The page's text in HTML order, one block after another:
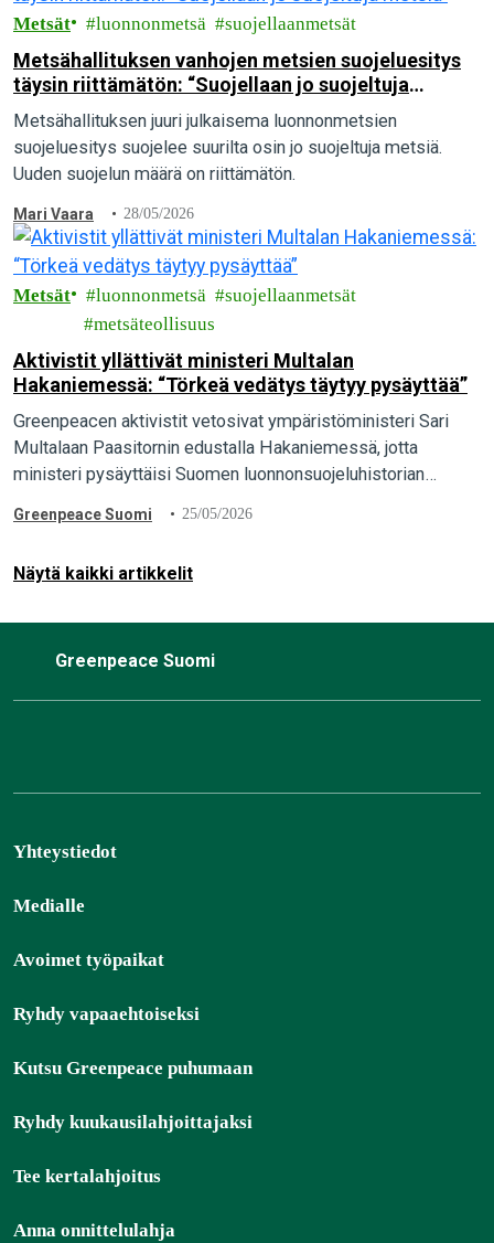
Metsät luonnonmetsä suojellaanmetsät
Metsähallituksen vanhojen metsien suojeluesitys
täysin riittämätön: “Suojellaan jo suojeltuja
metsiä”
Metsähallituksen juuri julkaisema luonnonmetsien
suojeluesitys suojelee suurilta osin jo suojeltuja metsiä.
Uuden suojelun määrä on riittämätön.
Mari Vaara 28/05/2026
Metsät luonnonmetsä
suojellaanmetsät
metsäteollisuus
Aktivistit yllättivät ministeri Multalan
Hakaniemessä: “Törkeä vedätys täytyy pysäyttää”
Greenpeacen aktivistit vetosivat ympäristöministeri Sari
Multalaan Paasitornin edustalla Hakaniemessä, jotta
ministeri pysäyttäisi Suomen luonnonsuojeluhistorian
metsätalousministeriön valmistelema törkeä vedätys täytyy
Greenpeace Suomi 25/05/2026
Näytä kaikki artikkelit
Greenpeace Suomi
Yhteystiedot
Medialle
Avoimet työpaikat
Ryhdy vapaaehtoiseksi
Kutsu Greenpeace puhumaan
Ryhdy kuukausilahjoittajaksi
Tee kertalahjoitus
Anna onnittelulahja